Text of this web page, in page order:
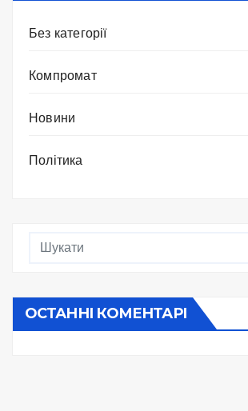
Без категорії
Компромат
Новини
Політика
ОСТАННІ КОМЕНТАРІ